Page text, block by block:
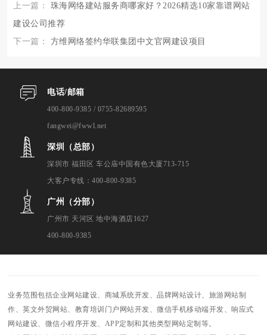
上一篇： 珠海网络建站服务商哪家好？2026精选10家靠谱网站
建设公司推荐
下一篇： 方维网络签约华联集团中文官网建设项目
电话/邮箱
400-800-9385 / 0755-82689595
fangwei@fwwl.net
深圳（总部）
深圳市 福田区 车公庙中国有色大厦713-715
大客户专线：400-800-9385
广州（分部）
广州市 天河区 地中海酒店1627
400-800-9385
业务范围包括企业网站建设、商城系统开发、品牌网站设计、旅游网站制
作、英文外贸网站、教育培训门户网站开发、微信手机移动端开发、响应式
网站建设、微信小程序开发、APP定制和其他类型网站定制等。